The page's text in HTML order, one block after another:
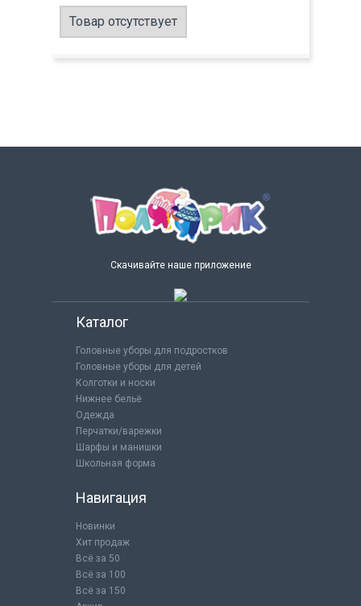
Товар отсутствует
Скачивайте наше приложение
Каталог
Головные уборы для подростков
Головные уборы для детей
Колготки и носки
Нижнее бельё
Одежда
Перчатки/варежки
Шарфы и манишки
Школьная форма
Навигация
Новинки
Хит продаж
Всё за 50
Всё за 100
Всё за 150